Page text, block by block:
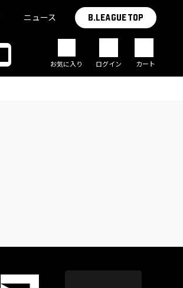
ニュース B.LEAGUE TOP
お気に入り ログイン カート